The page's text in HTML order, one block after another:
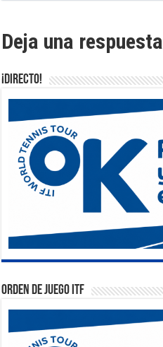
Deja una respuesta
¡DIRECTO!
Orden de Juego ITF